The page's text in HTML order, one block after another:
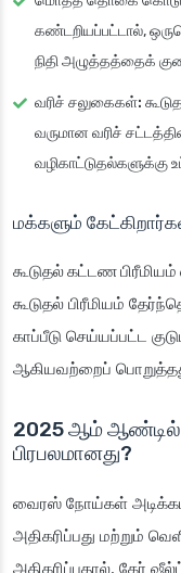
கண்டறியப்பட்டால்,
நிதி அழுத்தத்தைக்
வரிச் சலுகைகள்:
வருமான வரிச்
வழிகாட்டுதல்களுக்கு
மக்களும்
கூடுதல் கட்டண பிரீமியம்
கூடுதல் பிரீமியம்
காப்பீடு செய்யப்பட்ட
ஆகியவற்றைப்
2025 ஆம்
பிரபலமானது?
வைரஸ் நோய்கள்
அதிகரிப்பது மற்றும்
அதிகரிப்பதால், கேர்